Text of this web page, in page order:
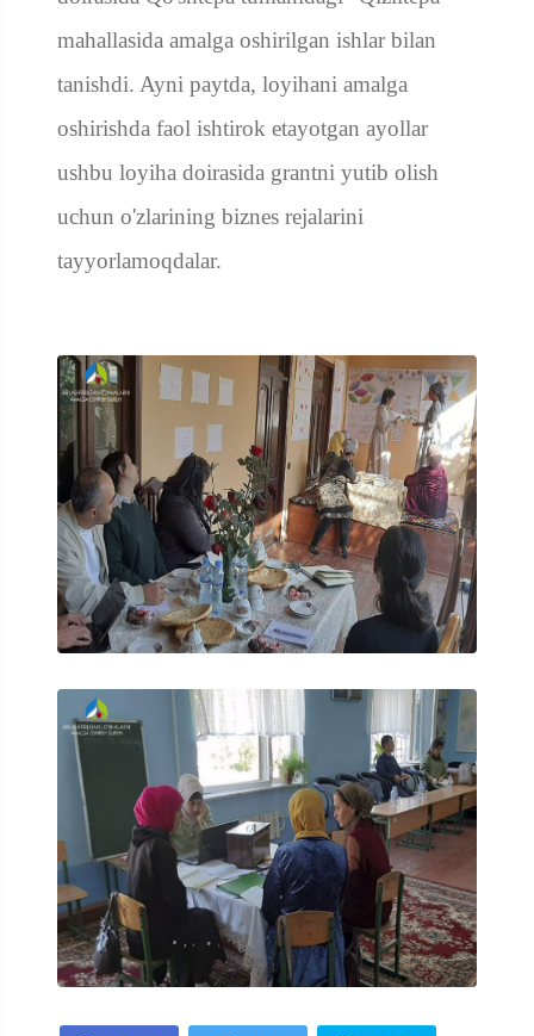
mahallasida amalga oshirilgan ishlar bilan
tanishdi. Ayni paytda, loyihani amalga
oshirishda faol ishtirok etayotgan ayollar
ushbu loyiha doirasida grantni yutib olish
uchun o'zlarining biznes rejalarini
tayyorlamoqdalar.